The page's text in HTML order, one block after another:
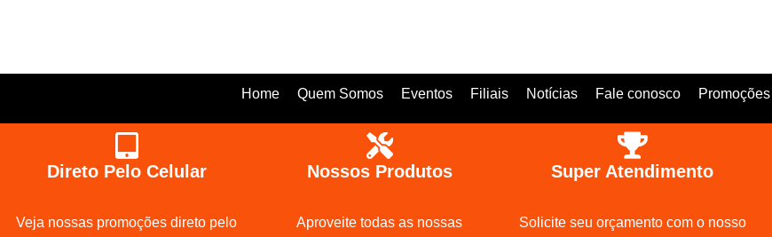
Home Quem Somos Eventos Filiais Notícias Fale conosco Promoções
Direto Pelo Celular
Veja nossas promoções direto pelo
Nossos Produtos
Aproveite todas as nossas
Super Atendimento
Solicite seu orçamento com o nosso